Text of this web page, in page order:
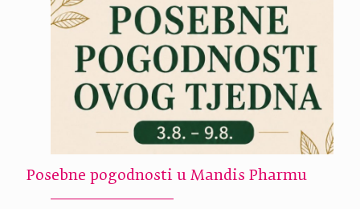
Posebne pogodnosti u Mandis Pharmu